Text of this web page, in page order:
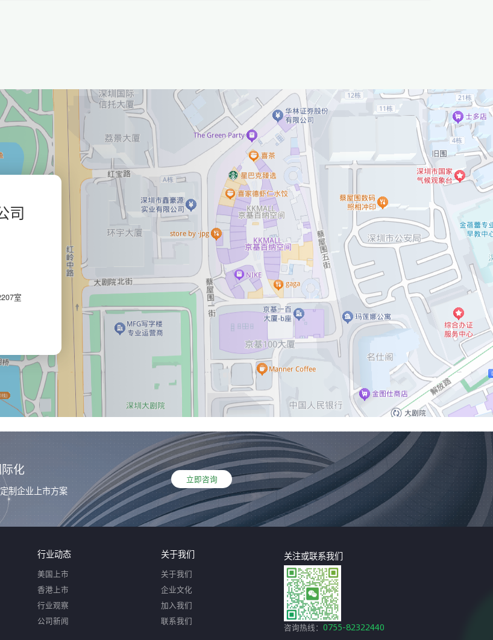
司
室
化
制企业上市方案
立即咨询
关注或联系我们
咨询热线：0755-82322440
行业动态
美国上市
香港上市
行业观察
公司新闻
关于我们
关于我们
企业文化
加入我们
联系我们